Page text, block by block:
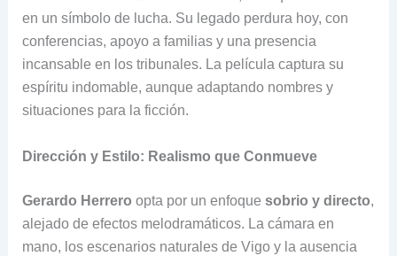
en un símbolo de lucha. Su legado perdura hoy, con
conferencias, apoyo a familias y una presencia
incansable en los tribunales. La película captura su
espíritu indomable, aunque adaptando nombres y
situaciones para la ficción.
Dirección y Estilo: Realismo que Conmueve
Gerardo Herrero opta por un enfoque sobrio y directo,
alejado de efectos melodramáticos. La cámara en
mano, los escenarios naturales de Vigo y la ausencia